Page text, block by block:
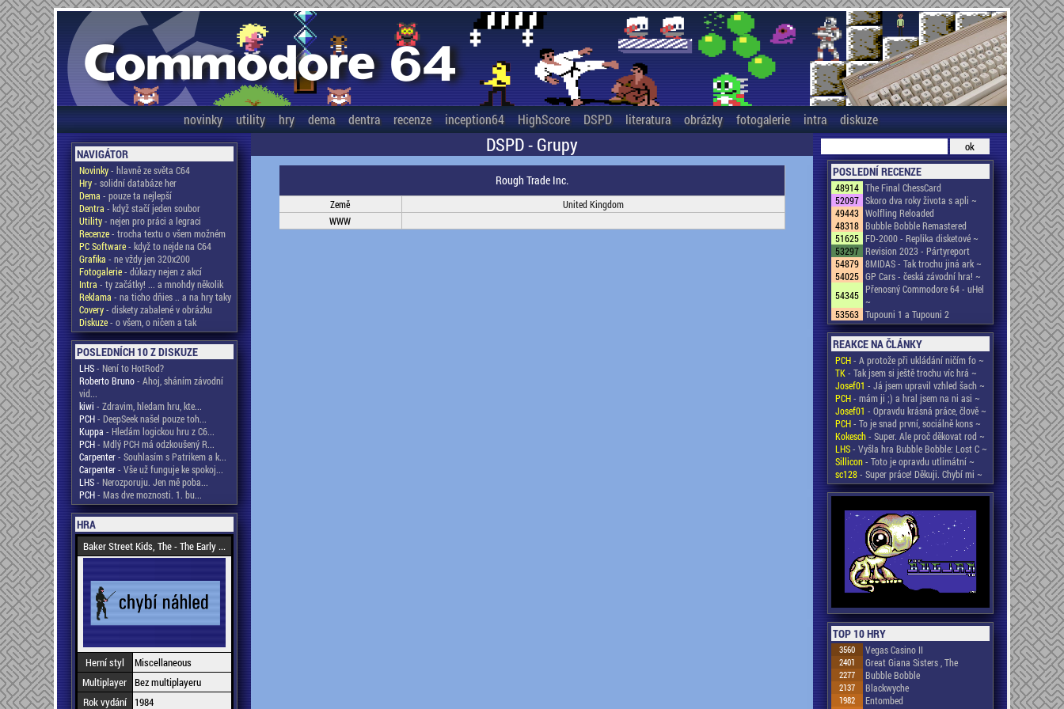
novinky utility hry dema dentra recenze inception64 HighScore DSPD literatura obrázky fotogalerie intra diskuze
NAVIGÁTOR
Novinky- hlavně ze světa C64
Hry- solidní databáze her
Dema - pouze ta nejlepší
Dentra - když stačí jeden soubor
Utility- nejen pro práci a legraci
Recenze- trocha textu o všem možném
PC Software- když to nejde na C64
Grafika - ne vždy jen 320x200
Fotogalerie- důkazy nejen z akcí
Intra - ty začátky! ... a mnohdy několik
Reklama - na ticho dňies .. a na hry taky
Covery- diskety zabalené v obrázku
Diskuze- o všem, o ničem a tak
POSLEDNÍCH 10 Z DISKUZE
LHS- Není to HotRod?
Roberto Bruno- Ahoj, sháním závodní
vid...
kiwi - Zdravim, hledam hru, kte...
PCH- DeepSeek našel pouze toh...
Kuppa - Hledám logickou hru z C6...
PCH- Mdlý PCH má odzkoušený R...
Carpenter- Souhlasím s Patrikem a k...
Carpenter- Vše už funguje ke spokoj...
LHS- Nerozporuju. Jen mě poba...
PCH- Mas dve moznosti. 1. bu...
HRA
Baker Street Kids, The - The Early ...
Herní styl
Miscellaneous
Multiplayer Bez multiplayeru
Rok vydání
1984
DSPD - Grupy
Rough Trade Inc.
Země
United Kingdom
WWW
POSLEDNÍ RECENZE
48914 The Final ChessCard
52097 Skoro dva roky života s apli ~
49443 Wolfling Reloaded
48318 Bubble Bobble Remastered
51625 FD-2000 - Replika disketové ~
53297 Revision 2023 - Pártyreport
54879 8MIDAS - Tak trochu jiná ark ~
54025 GP Cars - česká závodní hra! ~
54345 Přenosný Commodore 64 - uHel
~
53563 Tupouni 1 a Tupouni 2
REAKCE NA ČLÁNKY
PCH- A protože při ukládání ničím fo ~
TK- Tak jsem si ještě trochu víc hrá ~
Josef01 - Já jsem upravil vzhled šach ~
PCH- mám ji ;) a hral jsem na ni asi ~
Josef01 - Opravdu krásná práce, člově ~
PCH- To je snad první, sociálně kons ~
Kokesch- Super. Ale proč děkovat rod ~
LHS- Vyšla hra Bubble Bobble: Lost C ~
Sillicon- Toto je opravdu utlimátní ~
sc128- Super práce! Děkuji. Chybí mi ~
TOP 10 HRY
3560 Vegas Casino II
2401 Great Giana Sisters , The
2277 Bubble Bobble
2137 Blackwyche
1982 Entombed